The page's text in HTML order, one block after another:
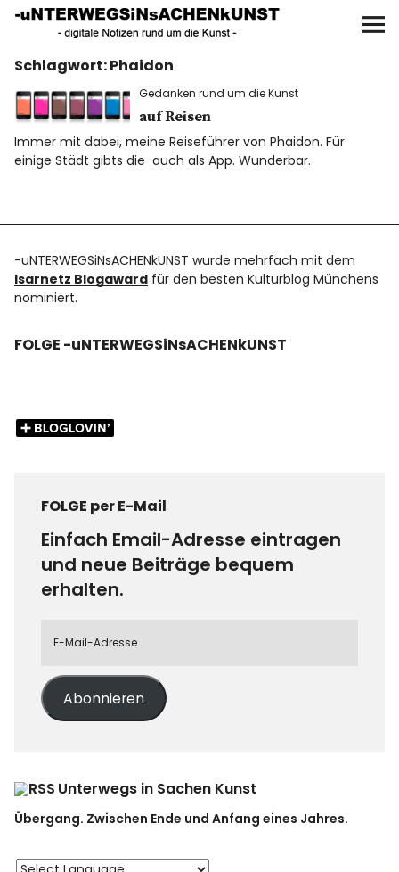
UNTERWEGS IN SACHEN
KUNST
Start
AKTUELLE AUSSTELLUNGEN
KUNSTSPAZIERGÄNGE
UNSER BUCH
f I P
Schlagwort:Phaidon
Gedanken rund um die Kunst
auf Reisen
Immer mit dabei, meine Reiseführer von Phaidon. Für
einige Städt gibts die auch als App. Wunderbar.
-uNTERWEGSiNsACHENkUNST wurde mehrfach mit dem
Isarnetz Blogaward für den besten Kulturblog Münchens
nominiert.
FOLGE -uNTERWEGSiNsACHENkUNST
FOLGE per E-Mail
Einfach Email-Adresse eintragen
und neue Beiträge bequem
erhalten.
Abonnieren
Unterwegs in Sachen Kunst
Übergang. Zwischen Ende und Anfang eines Jahres.